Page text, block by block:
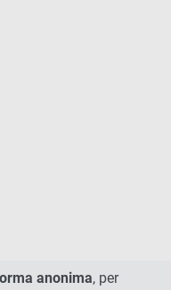
anonima, per